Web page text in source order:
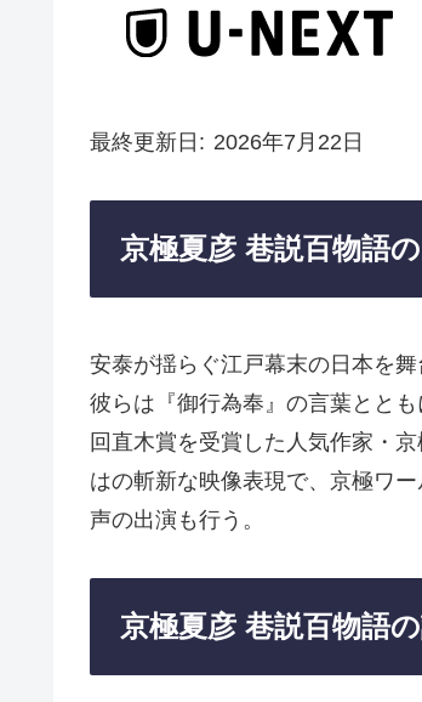
最終更新日 2026年7月22日
京極夏彦 巷説百物語
安泰が揺らぐ江戸幕末の日本を
彼らは『御行為奉』の言葉とと
回直木賞を受賞した人気作家・
はの斬新な映像表現で、京極ワ
声の出演も行う。
京極夏彦 巷説百物語